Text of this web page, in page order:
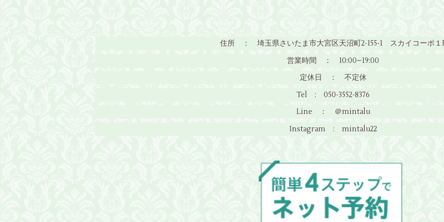
住所 ： 埼玉県さいたま市大宮区天沼町2-155-1 スカイコーポ１
営業時間 ： 10:00~19:00
定休日 ： 不定休
Tel : 050-3552-8376
Line ： ＠mintalu
Instagram : mintalu22